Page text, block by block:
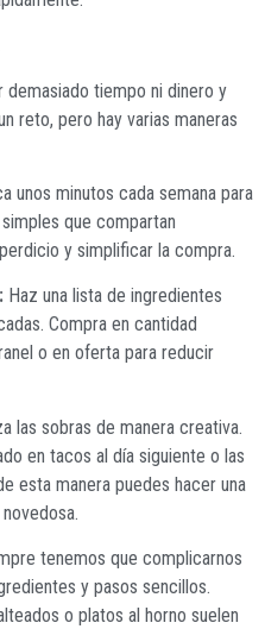
demasiado tiempo ni dinero y
reto, pero hay varias maneras
unos minutos cada semana para
que compartan
y simplificar la compra.
Haz una lista de ingredientes
Compra en cantidad
o en oferta para reducir
las sobras de manera creativa.
en tacos al día siguiente o las
esta manera puedes hacer una
tenemos que complicarnos
y pasos sencillos.
o platos al horno suelen